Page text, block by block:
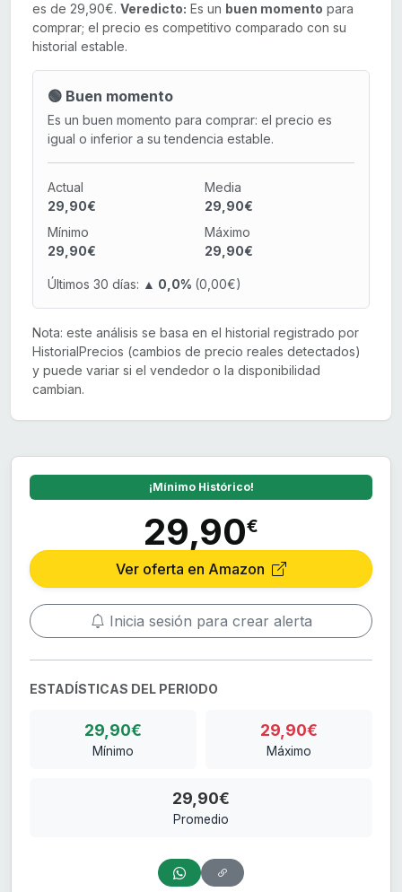
es de 29,90€. Veredicto: Es un buen momento para
comprar; el precio es competitivo comparado con su
historial estable.
🟢 Buen momento
Es un buen momento para comprar: el precio es
igual o inferior a su tendencia estable.
Actual
29,90€
Media
29,90€
Mínimo
29,90€
Máximo
29,90€
Últimos 30 días: ▲ 0,0% (0,00€)
Nota: este análisis se basa en el historial registrado por
HistorialPrecios (cambios de precio reales detectados)
y puede variar si el vendedor o la disponibilidad
cambian.
¡Mínimo Histórico!
29,90€
Ver oferta en Amazon
Inicia sesión para crear alerta
ESTADÍSTICAS DEL PERIODO
29,90€
Mínimo
29,90€
Máximo
29,90€
Promedio